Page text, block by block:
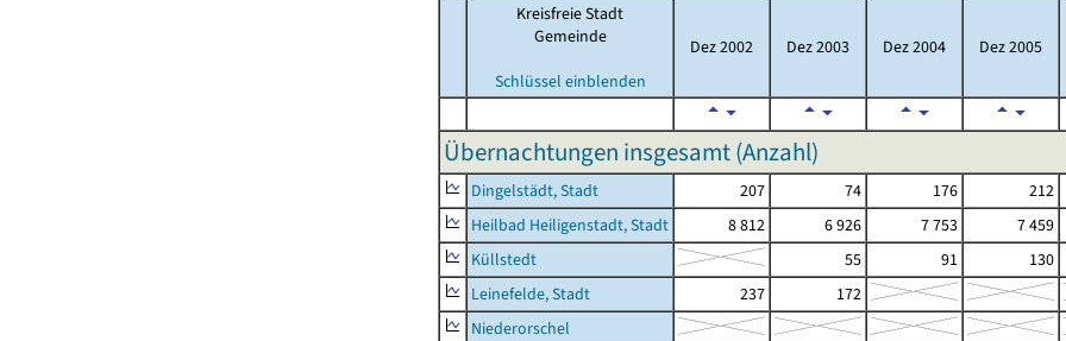
Kreisfreie Stadt
Gemeinde
Schlüssel einblenden
Dez 2002 Dez 2003 Dez 2004 Dez 2005
Übernachtungen insgesamt (Anzahl)
Dingelstädt, Stadt 207 74 176 212
Heilbad Heiligenstadt, Stadt
8 812 6 926 7 753 7 459
Küllstedt
55 91 130
Leinefelde, Stadt
237
172
Niederorschel